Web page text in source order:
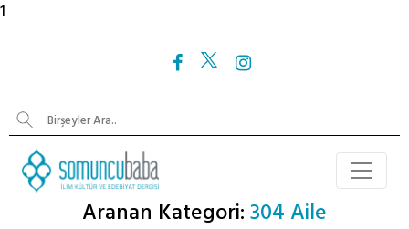
1
Aranan Kategori: 304 Aile